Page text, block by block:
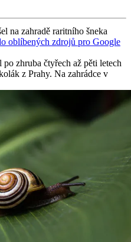
na zahradě raritního šneka
oblíbených zdrojů pro Google
zhruba čtyřech až pěti letech
z Prahy. Na zahrádce v